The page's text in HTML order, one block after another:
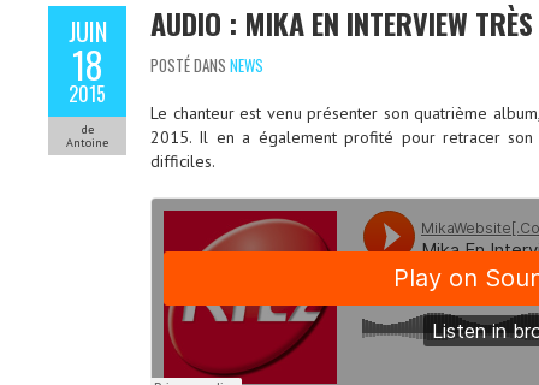
JUIN
18
2015
de
Antoine
AUDIO : MIKA EN INTERVIEW
POSTÉ DANS NEWS
Le chanteur est venu présenter son quatrième
2015. Il en a également profité pour retracer
difficiles.